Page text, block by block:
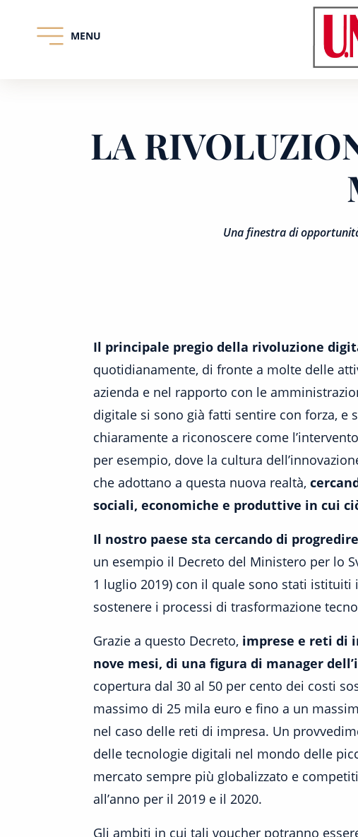
MENU
LA
Una finestra di
Il principale pregio della rivoluzione
quotidianamente, di fronte a molte delle
azienda e nel rapporto con le
digitale si sono già fatti sentire con forza,
chiaramente a riconoscere come
per esempio, dove la cultura
che adottano a questa nuova realtà,
sociali, economiche e produttive in cui
Il nostro paese sta cercando di
un esempio il Decreto del Ministero per lo
1 luglio 2019) con il quale sono stati istituiti
sostenere i processi di trasformazione
Grazie a questo Decreto, imprese e reti di
nove mesi, di una figura di manager
copertura dal 30 al 50 per cento dei costi
massimo di 25 mila euro e fino a un
nel caso delle reti di impresa. Un
delle tecnologie digitali nel mondo delle
mercato sempre più globalizzato e
all’anno per il 2019 e il 2020.
Gli ambiti in cui tali voucher potranno